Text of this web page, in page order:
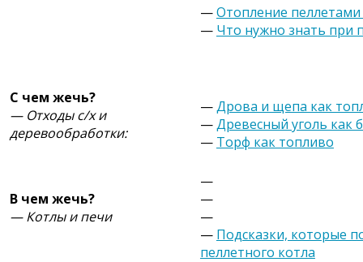
—Отопление
— Что нужно знать при
С чем жечь?
— Отходы с/х и
деревообработки:
—Дрова и щепа как
—Древесный уголь как
— Торф как топливо
В чем жечь?
— Котлы и печи
—
—
—
— Подсказки, которые
пеллетного котла